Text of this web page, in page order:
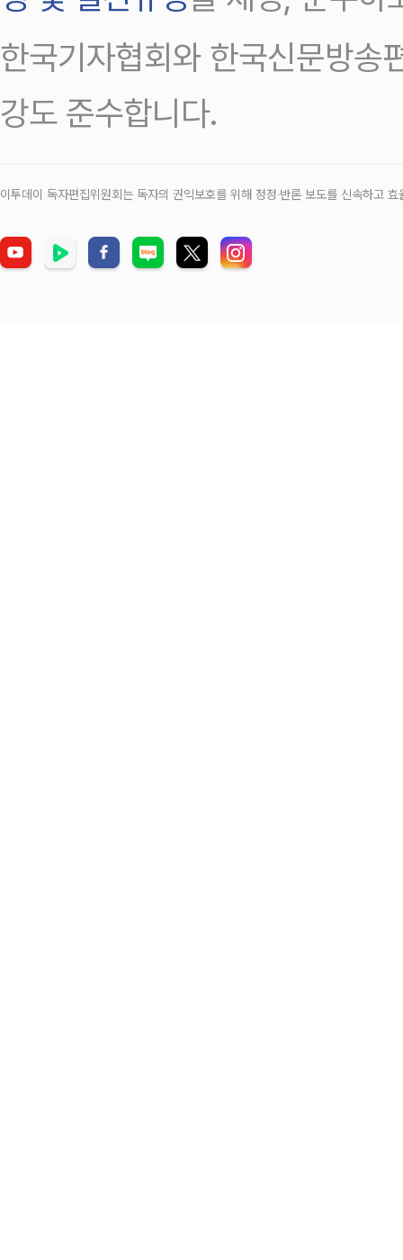
한국기자협회와 한국신문방송
강도 준수합니다.
이투데이 독자편집위원회는 독자의 권익보호를 위해 정정‧반론 보도를 신속하고